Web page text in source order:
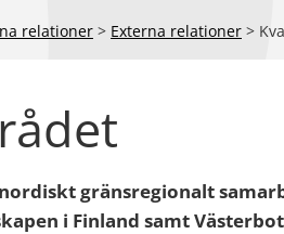
relationer > Externa relationer >
gränsregionalt
i Finland samt